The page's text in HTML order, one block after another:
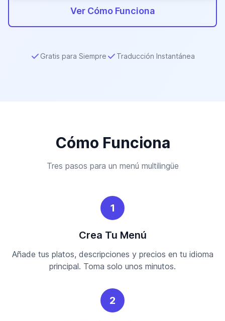
Ver Cómo Funciona
Gratis para Siempre Traducción Instantánea
Cómo Funciona
Tres pasos para un menú multilingüe
1
Crea Tu Menú
Añade tus platos, descripciones y precios en tu idioma
principal. Toma solo unos minutos.
2